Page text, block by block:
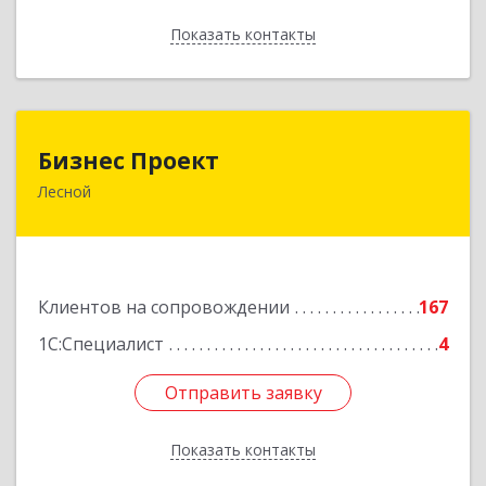
Показать контакты
Назад
Бизнес Проект
Лесной
Клиентов на сопровождении
167
1С:Специалист
4
Отправить заявку
Показать контакты
624200, Свердловская обл, Лесной г, Сиротина
Отправить заявку
Назад